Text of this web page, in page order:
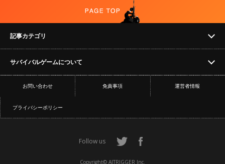
記事カテゴリ
NEWS
イベント
コラム
サバイバルゲームについて
フィールド
お問い合わせ 免責事項 運営者情報
プライバシーポリシー
Follow us
Copyright© AITRIGGER Inc.